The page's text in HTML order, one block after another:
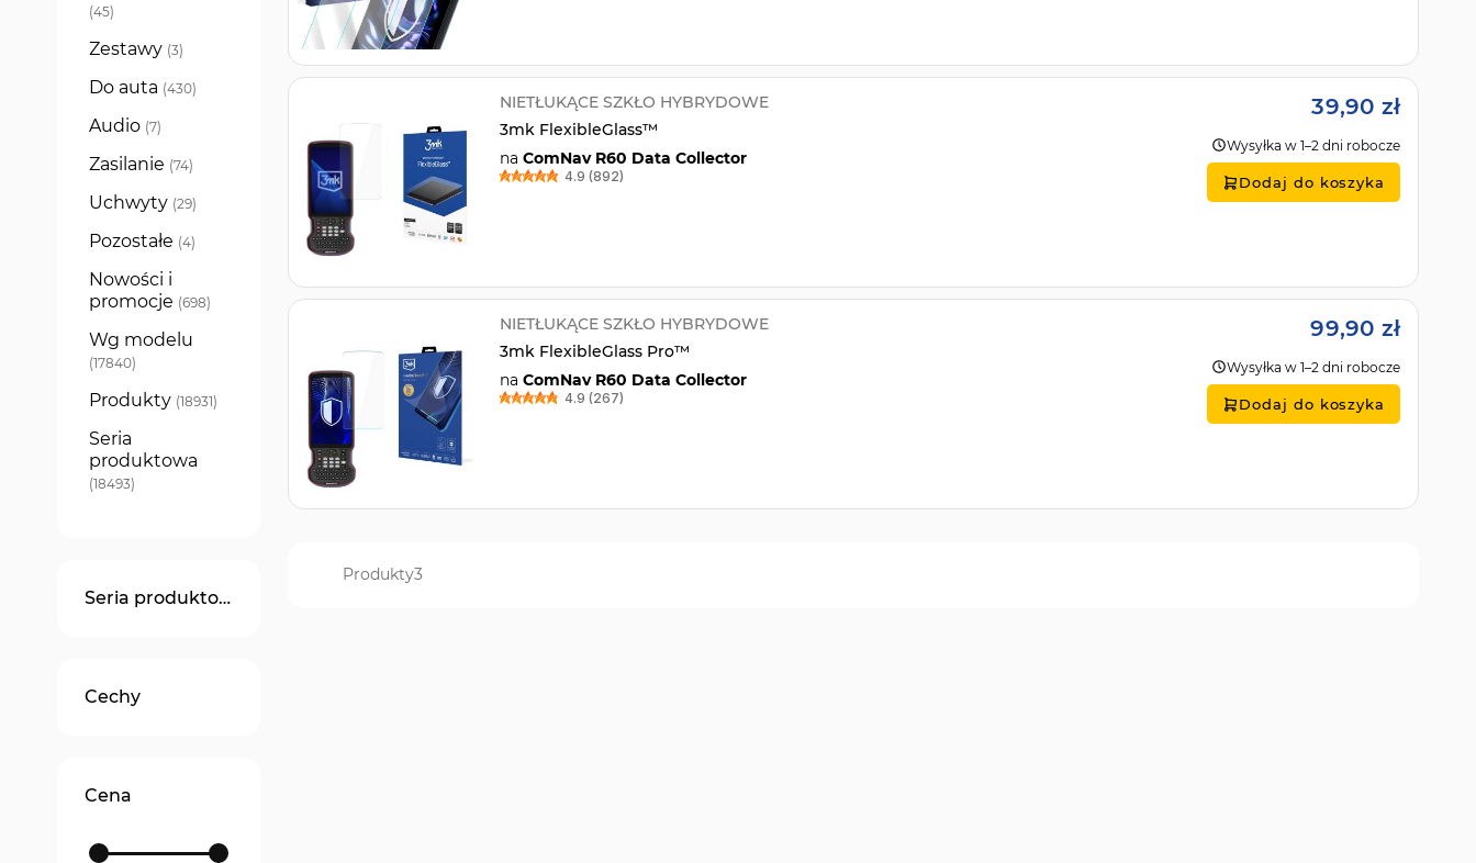
NIETŁUKĄCE SZKŁO HYBRYDOWE
3mk FlexibleGlass™
na ComNav R60 Data Collector
4.9 (892)
39,90 zł
Wysyłka w 1–2 dni robocze
Dodaj do koszyka
NIETŁUKĄCE SZKŁO HYBRYDOWE
3mk FlexibleGlass Pro™
na ComNav R60 Data Collector
4.9 (267)
99,90 zł
Wysyłka w 1–2 dni robocze
Dodaj do koszyka
Produkty3
45
produkty
Zestawy 3
produkty
Do auta 430
produkty
Audio 7
produkty
Zasilanie 74
produkty
Uchwyty 29
produkty
Pozostałe 4
produkty
Nowości i
promocje 698
produkty
Wg modelu
17840
produkty
Produkty 18931
produkty
Seria
produktowa
18493
produkty
Seria produktowa
Cechy
Cena